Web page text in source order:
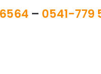
– 0541-779